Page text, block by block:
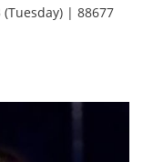
| 88677